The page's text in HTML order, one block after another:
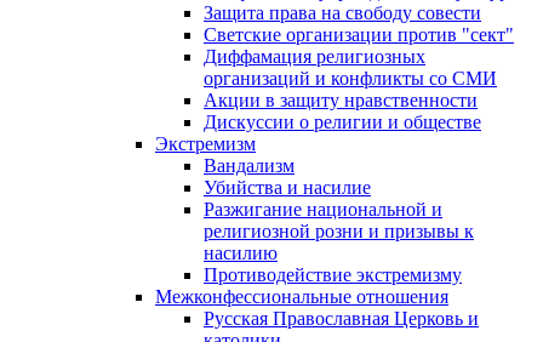
Защита права на свободу совести
Светские организации против "сект"
Диффамация религиозных
организаций и конфликты со СМИ
Акции в защиту нравственности
Дискуссии о религии и обществе
Экстремизм
Вандализм
Убийства и насилие
Разжигание национальной и
религиозной розни и призывы к
насилию
Противодействие экстремизму
Межконфессиональные отношения
Русская Православная Церковь и